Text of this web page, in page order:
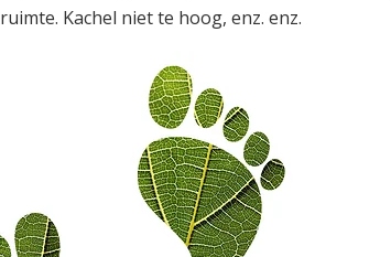
Kachel niet te hoog, enz. enz.